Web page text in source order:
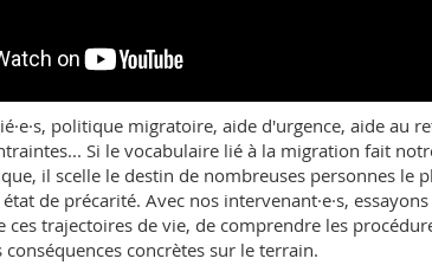
politique migratoire, aide d'urgence, aide au
Si le vocabulaire lié à la migration fait
il scelle le destin de nombreuses personnes le
de précarité. Avec nos intervenant·e·s,
ces trajectoires de vie, de comprendre les
concrètes sur le terrain.